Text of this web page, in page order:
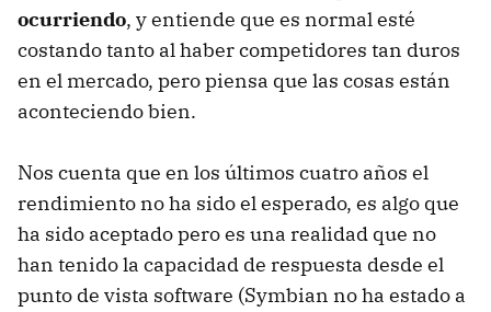
ocurriendo, y entiende que es normal esté
costando tanto al haber competidores tan duros
en el mercado, pero piensa que las cosas están
aconteciendo bien.
Nos cuenta que en los últimos cuatro años el
rendimiento no ha sido el esperado, es algo que
ha sido aceptado pero es una realidad que no
han tenido la capacidad de respuesta desde el
punto de vista software (Symbian no ha estado a